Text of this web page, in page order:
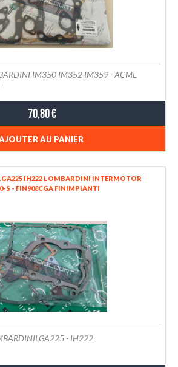
IM350 IM352 IM359 - ACME
70,80 €
AU PANIER
IH222 LOMBARDINI INTERMOTOR
S - FIN908CGA FINIMPIANTI
- IH222